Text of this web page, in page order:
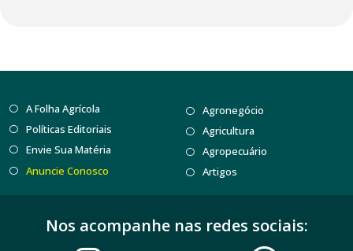
A Folha Agrícola
Políticas Editoriais
Envie Sua Matéria
Anuncie Conosco
Agronegócio
Agricultura
Agropecuário
Artigos
Nos acompanhe nas redes sociais: